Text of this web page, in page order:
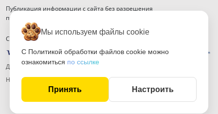
Публикация информации с сайта без разрешения
правообладателя запрещена.
Способы оплаты
Договор публичной оферты
Настройка файлов cookie
Мы используем файлы cookie
С Политикой обработки файлов cookie можно
ознакомиться по ссылке
Принять Настроить